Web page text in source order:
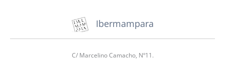
Ibermampara
C/ Marcelino Camacho, Nº11.